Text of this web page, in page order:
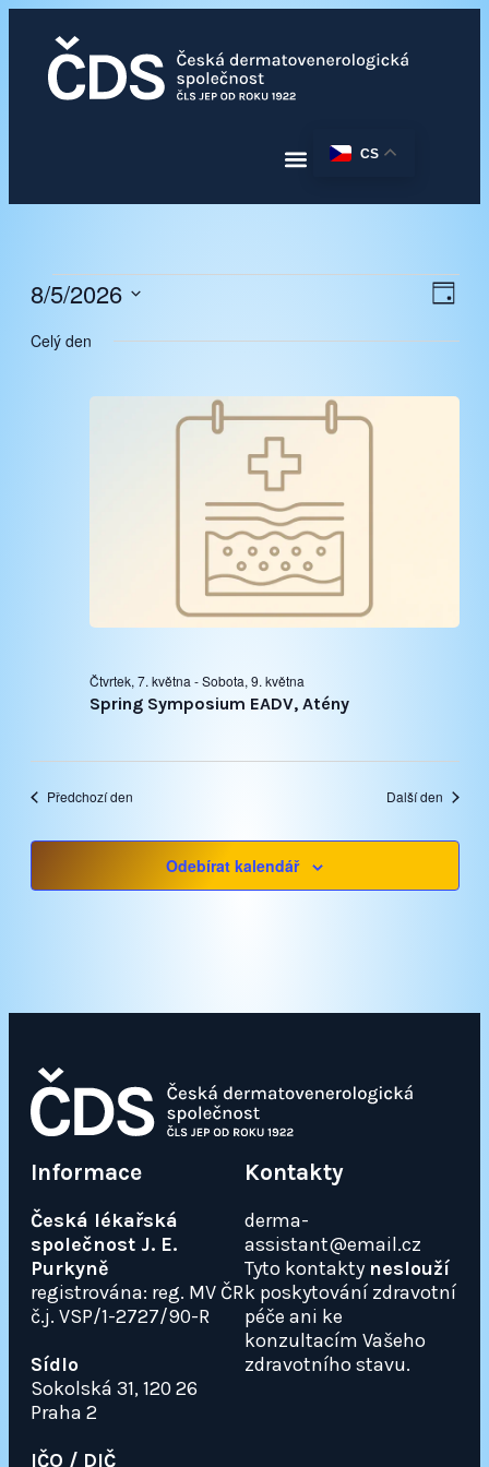
CS
Den
8/5/2026
datum.
Celý den
Spring Symposium EADV, Atény
Čtvrtek, 7. května -Sobota, 9. května
Předchozí den Další den
Odebírat kalendář
Informace
Česká lékařská
společnost J. E.
Purkyně
registrována: reg. MV ČR
č.j. VSP/1-2727/90-R
Sídlo
Sokolská 31, 120 26
Praha 2
IČO / DIČ
Kontakty
derma-
assistant@email.cz
Tyto kontakty neslouží
k poskytování zdravotní
péče ani ke
konzultacím Vašeho
zdravotního stavu.